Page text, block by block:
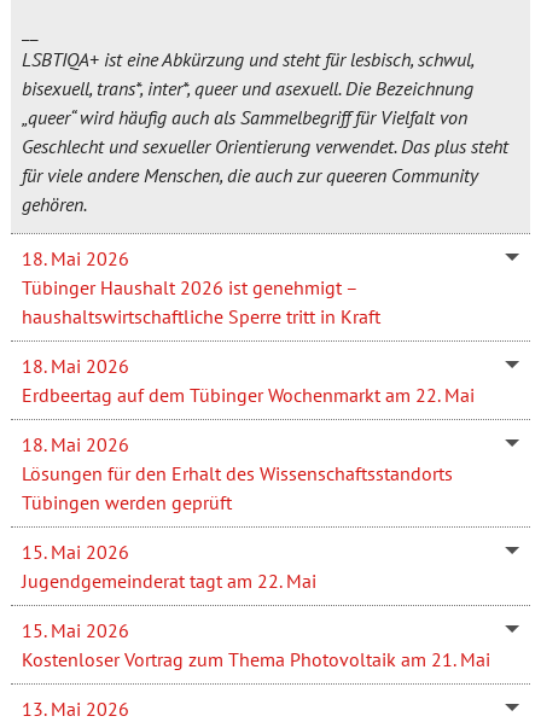
LSBTIQA+ ist eine Abkürzung und steht für lesbisch, schwul,
bisexuell, trans*, inter*, queer und asexuell. Die Bezeichnung
„queer“ wird häufig auch als Sammelbegriff für Vielfalt von
Geschlecht und sexueller Orientierung verwendet. Das plus steht
für viele andere Menschen, die auch zur queeren Community
gehören.
18. Mai 2026
Tübinger Haushalt 2026 ist genehmigt –
haushaltswirtschaftliche Sperre tritt in Kraft
18. Mai 2026
Erdbeertag auf dem Tübinger Wochenmarkt am 22. Mai
18. Mai 2026
Lösungen für den Erhalt des Wissenschaftsstandorts
Tübingen werden geprüft
15. Mai 2026
Jugendgemeinderat tagt am 22. Mai
15. Mai 2026
Kostenloser Vortrag zum Thema Photovoltaik am 21. Mai
13. Mai 2026